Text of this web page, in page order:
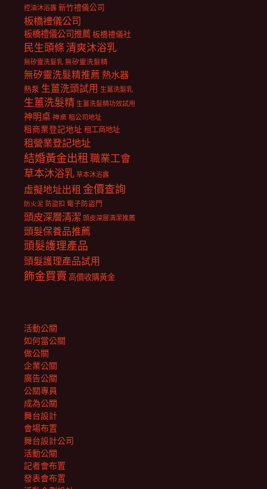
控油沐浴露 新竹禮儀公司
板橋禮儀公司
板橋禮儀公司推薦板橋禮儀社
民生頭條清爽沐浴乳
無矽靈洗髮乳 無矽靈洗髮精
無矽靈洗髮精推薦 熱水器
熱泵 生薑洗頭試用 生薑洗髮乳
生薑洗髮精 生薑洗髮精功效試用
神明桌 神桌 租公司地址
租商業登記地址 租工商地址
租營業登記地址
結婚黃金出租職業工會
草本沐浴乳 草本沐浴露
虛擬地址出租 金價查詢
防火泥 防盜扣 電子防盜門
頭皮深層清潔 頭皮深層清潔推薦
頭髮保養品推薦
頭髮護理產品
頭髮護理產品試用
飾金買賣 高價收購黃金
活動公關
如何當公關
做公關
企業公關
廣告公關
公關專員
成為公關
舞台設計
會場布置
舞台設計公司
活動公關
記者會布置
發表會布置